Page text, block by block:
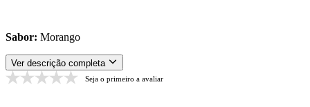
Sabor: Morango
Ver descrição completa
Seja o primeiro a avaliar